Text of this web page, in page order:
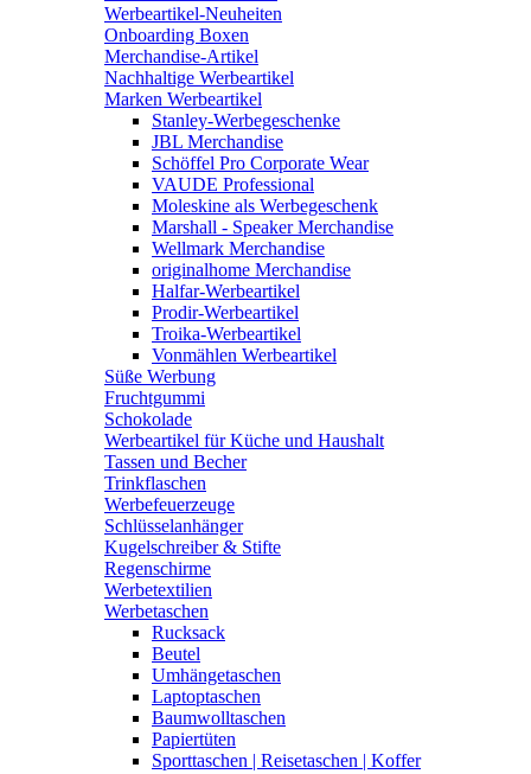
Werbeartikel-Neuheiten
Onboarding Boxen
Merchandise-Artikel
Nachhaltige Werbeartikel
Marken Werbeartikel
Stanley-Werbegeschenke
JBL Merchandise
Schöffel Pro Corporate Wear
VAUDE Professional
Moleskine als Werbegeschenk
Marshall - Speaker Merchandise
Wellmark Merchandise
originalhome Merchandise
Halfar-Werbeartikel
Prodir-Werbeartikel
Troika-Werbeartikel
Vonmählen Werbeartikel
Süße Werbung
Fruchtgummi
Schokolade
Werbeartikel für Küche und Haushalt
Tassen und Becher
Trinkflaschen
Werbefeuerzeuge
Schlüsselanhänger
Kugelschreiber & Stifte
Regenschirme
Werbetextilien
Werbetaschen
Rucksack
Beutel
Umhängetaschen
Laptoptaschen
Baumwolltaschen
Papiertüten
Sporttaschen | Reisetaschen | Koffer